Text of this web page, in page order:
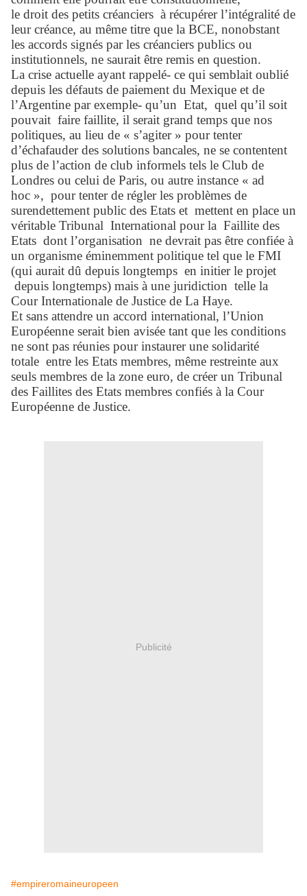
le droit des petits créanciers à récupérer l’intégralité de
leur créance, au même titre que la BCE, nonobstant
les accords signés par les créanciers publics ou
institutionnels, ne saurait être remis en question.
La crise actuelle ayant rappelé- ce qui semblait oublié
depuis les défauts de paiement du Mexique et de
l’Argentine par exemple- qu’un Etat, quel qu’il soit
pouvait faire faillite, il serait grand temps que nos
politiques, au lieu de « s’agiter » pour tenter
d’échafauder des solutions bancales, ne se contentent
plus de l’action de club informels tels le Club de
Londres ou celui de Paris, ou autre instance « ad
hoc », pour tenter de régler les problèmes de
surendettement public des Etats et mettent en place un
véritable Tribunal International pour la Faillite des
Etats dont l’organisation ne devrait pas être confiée à
un organisme éminemment politique tel que le FMI
(qui aurait dû depuis longtemps en initier le projet
depuis longtemps) mais à une juridiction telle la
Cour Internationale de Justice de La Haye.
Et sans attendre un accord international, l’Union
Européenne serait bien avisée tant que les conditions
ne sont pas réunies pour instaurer une solidarité
totale entre les Etats membres, même restreinte aux
seuls membres de la zone euro, de créer un Tribunal
des Faillites des Etats membres confiés à la Cour
Européenne de Justice.
Publicité
#empireromaineuropeen